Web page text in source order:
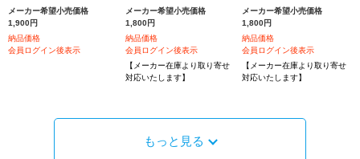
メーカー希望小売価格
1,900円
納品価格
会員ログイン後表示
メーカー希望小売価格
1,800円
納品価格
会員ログイン後表示
【メーカー在庫より取り寄せ
対応いたします】
メーカー希望小売価格
1,800円
納品価格
会員ログイン後表示
【メーカー在庫より取り寄せ
対応いたします】
もっと見る